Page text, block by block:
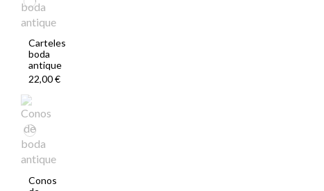
Carteles
boda
antique
22,00 €
Conos